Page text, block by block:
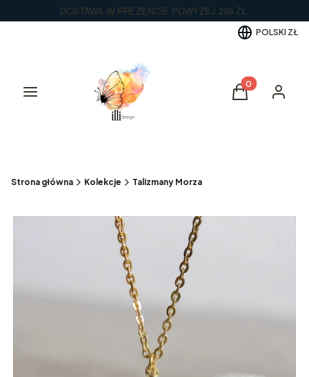
DOSTAWA W PREZENCIE POWYŻEJ 299 ZŁ
POLSKI ZŁ
Menu Produkty w
Koszyk
Strona główna Kolekcje Talizmany Morza